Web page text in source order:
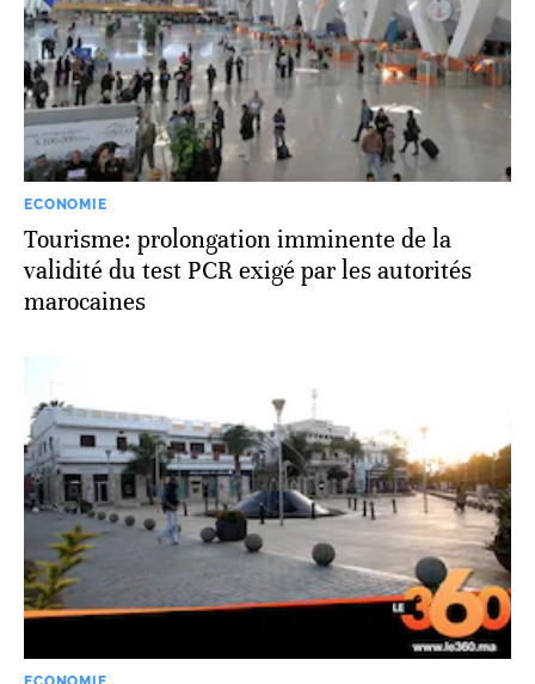
ECONOMIE
Tourisme: prolongation imminente de la
validité du test PCR exigé par les autorités
marocaines